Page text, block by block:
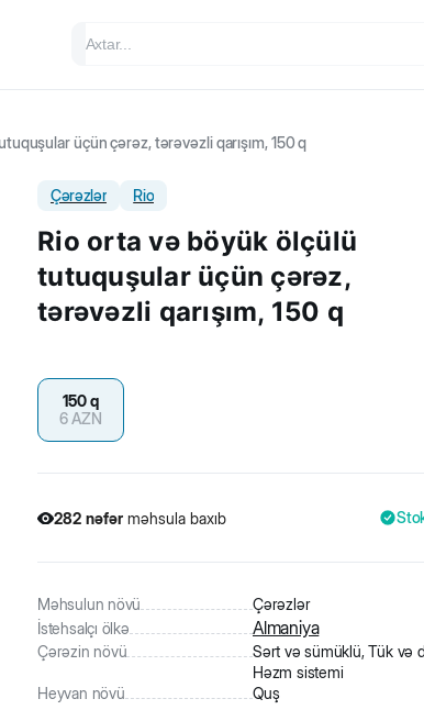
üçün çərəz, tərəvəzli qarışım, 150 q
Çərəzlər Rio
Rio orta və böyük ölçülü
tutuquşular üçün çərəz,
tərəvəzli qarışım, 150 q
282 nəfər məhsula baxıb
150 q
6AZN
Məhsulun növü
Çərəzlər
İstehsalçı ölkə
Almaniya
Çərəzin növü
Sərt və sümüklü, Tük və
Həzm sistemi
Heyvan növü
Quş